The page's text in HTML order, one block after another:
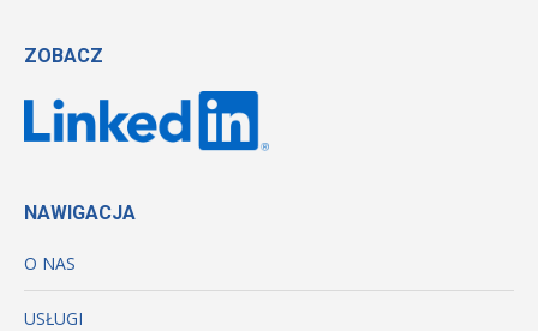
ZOBACZ
NAWIGACJA
O NAS
USŁUGI